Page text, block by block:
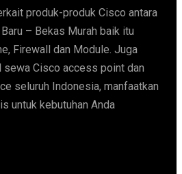
produk-produk Cisco antara
Baru – Bekas Murah baik itu
Firewall dan Module. Juga
sewa Cisco access point dan
seluruh Indonesia, manfaatkan
untuk kebutuhan Anda